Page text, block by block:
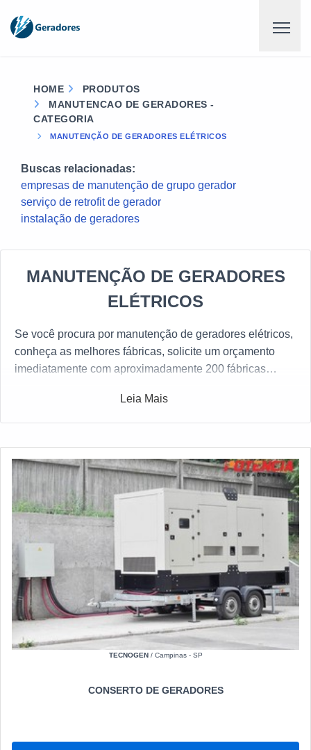
HOME
PRODUTOS
MANUTENCAO DE GERADORES -
CATEGORIA
MANUTENÇÃO DE GERADORES ELÉTRICOS
Buscas relacionadas:
empresas de manutenção de grupo gerador
serviço de retrofit de gerador
instalação de geradores
MANUTENÇÃO DE GERADORES
ELÉTRICOS
Se você procura por manutenção de geradores elétricos,
conheça as melhores fábricas, solicite um orçamento
imediatamente com aproximadamente 200 fábricas
Leia Mais
TECNOGEN/ Campinas - SP
CONSERTO DE GERADORES